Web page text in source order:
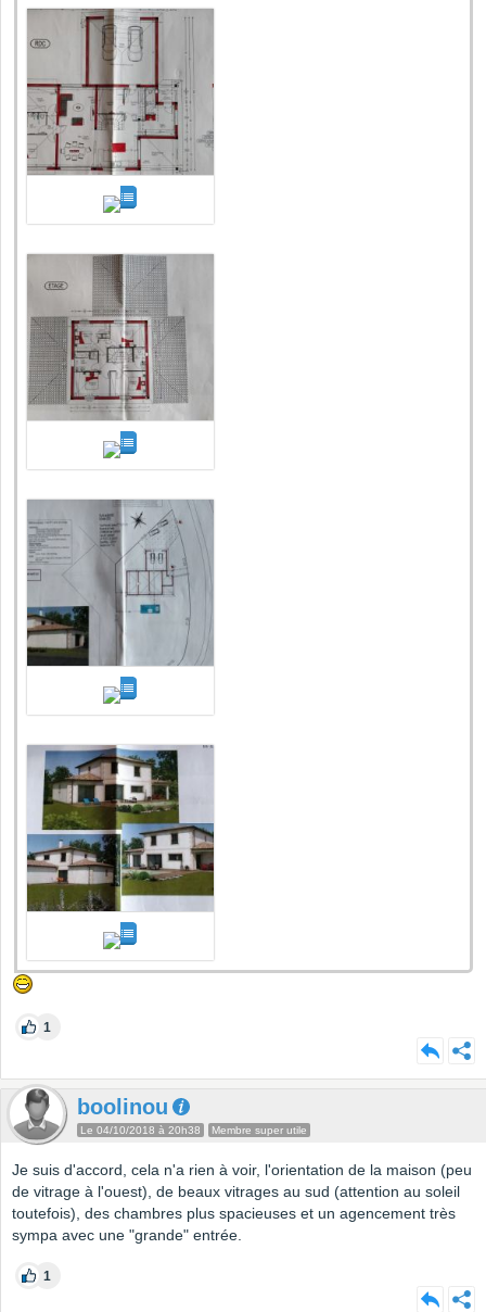
1
boolinou
Le 04/10/2018 à 20h38 Membre super utile
Je suis d'accord, cela n'a rien à voir, l'orientation de la maison (peu
de vitrage à l'ouest), de beaux vitrages au sud (attention au soleil
toutefois), des chambres plus spacieuses et un agencement très
sympa avec une "grande" entrée.
1